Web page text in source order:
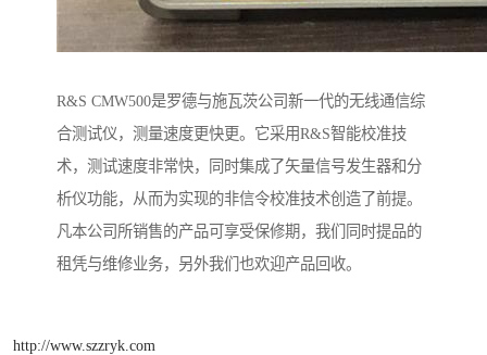
R&S CMW500是罗德与施瓦茨公司新一代的无线通信综
合测试仪，测量速度更快更。它采用R&S智能校准技
术，测试速度非常快，同时集成了矢量信号发生器和分
析仪功能，从而为实现的非信令校准技术创造了前提。
凡本公司所销售的产品可享受保修期，我们同时提品的
租凭与维修业务，另外我们也欢迎产品回收。
http://www.szzryk.com